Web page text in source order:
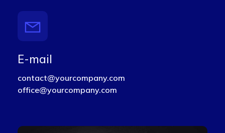
E-mail
contact@yourcompany.com
office@yourcompany.com